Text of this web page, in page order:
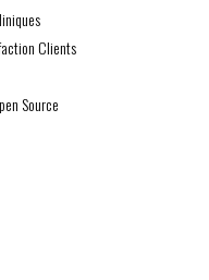
Clients
Source